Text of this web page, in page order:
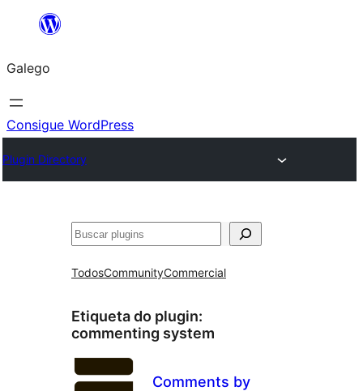
Saltar
contido
Galego
Consigue WordPress
Plugin Directory
Buscar
TodosCommunityCommercial
Etiqueta do plugin:
commenting system
Comments by